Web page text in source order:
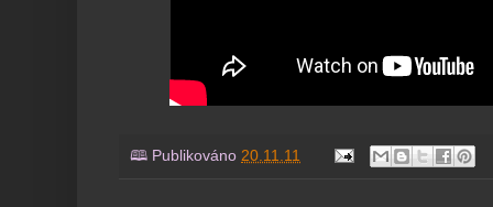
🕮 Publikováno 20.11.11